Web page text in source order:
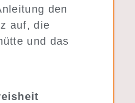
den
auf, die
und das